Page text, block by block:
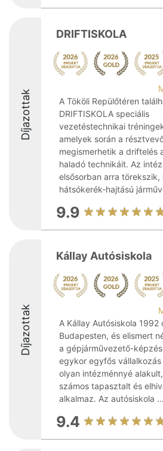
Díjazottak
DRIFTISKOLA
A Tököli Repülőtéren
DRIFTISKOLA speciális
vezetéstechnikai
amelyek során a
megismerhetik a driftelés
haladó technikáit. Az
elsősorban arra törekszik,
hátsókerék-hajtású
9.9
Díjazottak
Kállay Autósiskola
A Kállay Autósiskola 1992
Budapesten, és elismert
a gépjárművezető-
egykor egyfős vállalkozás
olyan intézménnyé
számos tapasztalt és
alkalmaz. Az autósiskola ...
9.4